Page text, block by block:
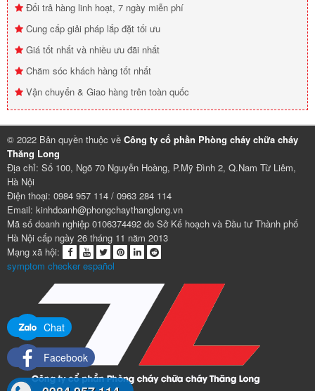
Đổi trả hàng linh hoạt, 7 ngày miễn phí
Cung cấp giải pháp lắp đặt tối ưu
Giá tốt nhất và nhiều ưu đãi nhất
Chăm sóc khách hàng tốt nhất
Vận chuyển & Giao hàng trên toàn quốc
© 2022 Bản quyền thuộc về Công ty cổ phần Phòng cháy chữa cháy
Thăng Long
Địa chỉ: Số 100, Ngõ 70 Nguyễn Hoàng, P.Mỹ Đình 2, Q.Nam Từ Liêm,
Hà Nội
Điện thoại: 0984 957 114 / 0963 284 114
Email: kinhdoanh@phongchaythanglong.vn
Mã số doanh nghiệp 0106374492 do Sở Kế hoạch và Đầu tư Thành phố
Hà Nội cấp ngày 26 tháng 11 năm 2013
Mạng xã hội:
symptom checker español
Chat
Facebook